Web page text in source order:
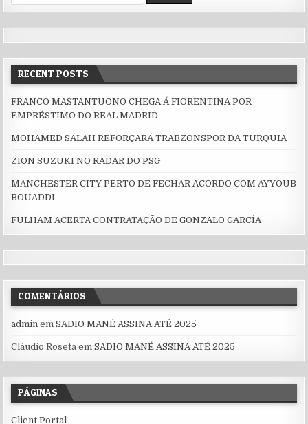
RECENT POSTS
FRANCO MASTANTUONO CHEGA Á FIORENTINA POR
EMPRÉSTIMO DO REAL MADRID
MOHAMED SALAH REFORÇARÁ TRABZONSPOR DA TURQUIA
ZION SUZUKI NO RADAR DO PSG
MANCHESTER CITY PERTO DE FECHAR ACORDO COM AYYOUB
BOUADDI
FULHAM ACERTA CONTRATAÇÃO DE GONZALO GARCÍA
COMENTÁRIOS
admin emSADIO MANÉ ASSINA ATÉ 2025
Cláudio Roseta emSADIO MANÉ ASSINA ATÉ 2025
PÁGINAS
Client Portal